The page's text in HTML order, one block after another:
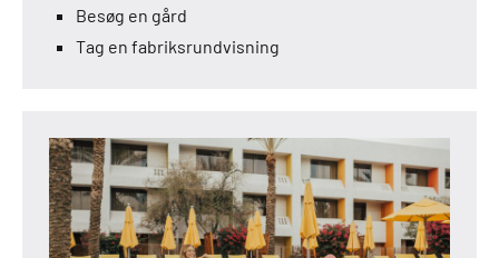
Besøg en gård
Tag en fabriksrundvisning